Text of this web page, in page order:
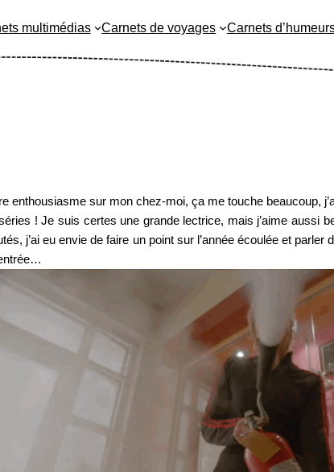
multimédias Carnets de voyages Carnets
enthousiasme sur mon chez-moi, ça me touche beaucoup,
! Je suis certes une grande lectrice, mais j’aime aussi
j’ai eu envie de faire un point sur l’année écoulée et